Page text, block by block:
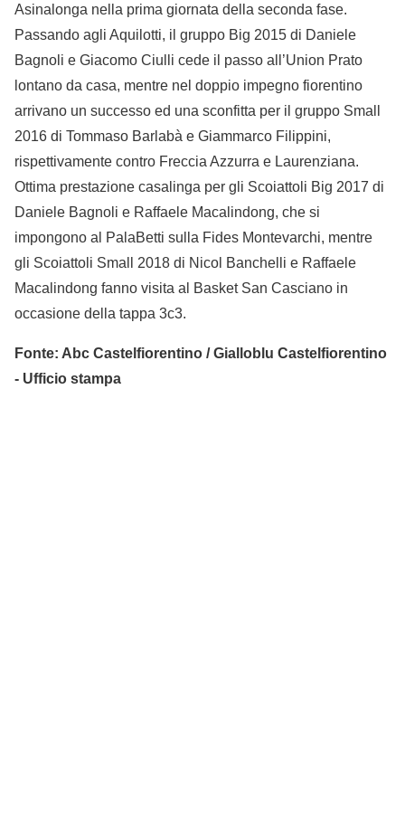
Asinalonga nella prima giornata della seconda fase.
Passando agli Aquilotti, il gruppo Big 2015 di Daniele
Bagnoli e Giacomo Ciulli cede il passo all’Union Prato
lontano da casa, mentre nel doppio impegno fiorentino
arrivano un successo ed una sconfitta per il gruppo Small
2016 di Tommaso Barlabà e Giammarco Filippini,
rispettivamente contro Freccia Azzurra e Laurenziana.
Ottima prestazione casalinga per gli Scoiattoli Big 2017 di
Daniele Bagnoli e Raffaele Macalindong, che si
impongono al PalaBetti sulla Fides Montevarchi, mentre
gli Scoiattoli Small 2018 di Nicol Banchelli e Raffaele
Macalindong fanno visita al Basket San Casciano in
occasione della tappa 3c3.
Fonte: Abc Castelfiorentino / Gialloblu Castelfiorentino
- Ufficio stampa